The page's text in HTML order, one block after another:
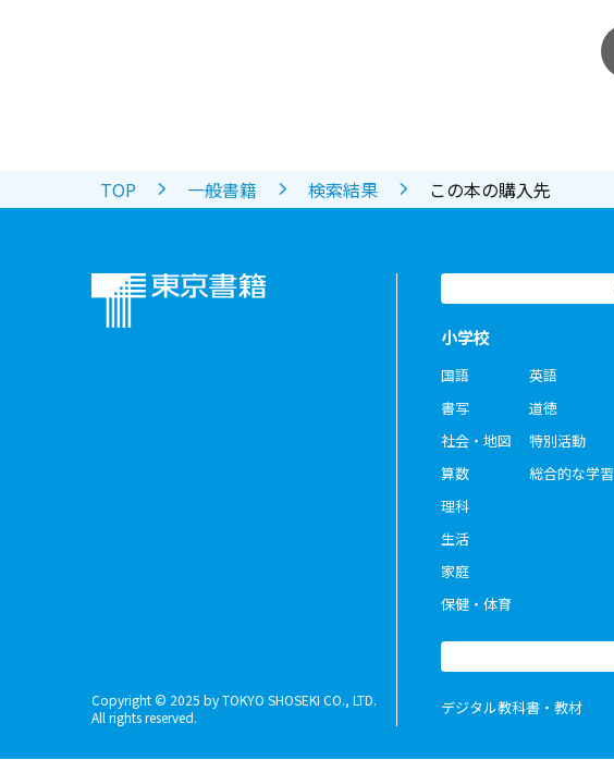
TOP 一般書籍 検索結果 この本の購入先
Copyright © 2025 by TOKYO SHOSEKI CO., LTD.
All rights reserved.
小学校
国語
書写
社会・地図
算数
理科
生活
家庭
保健・体育
英語
道徳
特別活動
総合的な学習
デジタル教科書・教材